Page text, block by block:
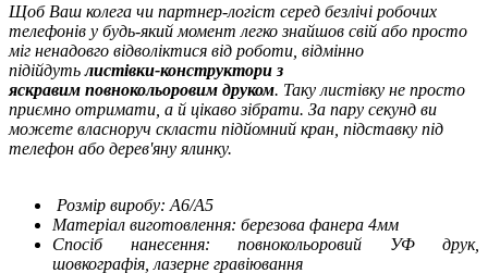
Щоб Ваш колега чи партнер-логіст серед безлічі робочих
телефонів у будь-який момент легко знайшов свій або просто
міг ненадовго відволіктися від роботи, відмінно
підійдуть листівки-конструктори з
яскравим повнокольоровим друком. Таку листівку не просто
приємно отримати, а й цікаво зібрати. За пару секунд ви
можете власноруч скласти підйомний кран, підставку під
телефон або дерев'яну ялинку.
Розмір виробу: А6/А5
Матеріал виготовлення: березова фанера 4мм
Спосіб нанесення: повнокольоровий УФ друк,
шовкографія, лазерне гравіювання